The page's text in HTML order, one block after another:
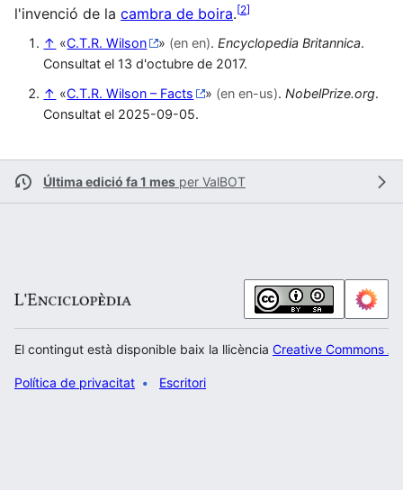
l'invenció de la cambra de boira.[2]
↑ «C.T.R. Wilson » (en en).Encyclopedia Britannica.
Consultat el 13 d'octubre de 2017.
↑ «C.T.R. Wilson – Facts » (en en-us).NobelPrize.org.
Consultat el 2025-09-05.
Última edició fa 1 mes per ValBOT
El contingut està disponible baix la llicència Creative Commons
Política de privacitat Escritori